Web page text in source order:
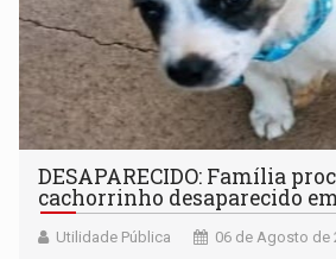
DESAPARECIDO: Família
cachorrinho desaparecido
Utilidade Pública 06 de Agosto de